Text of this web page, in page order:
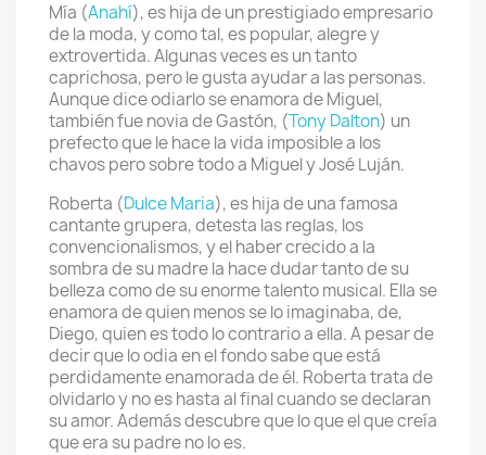
Mía (Anahí), es hija de un prestigiado empresario
de la moda, y como tal, es popular, alegre y
extrovertida. Algunas veces es un tanto
caprichosa, pero le gusta ayudar a las personas.
Aunque dice odiarlo se enamora de Miguel,
también fue novia de Gastón, (Tony Dalton) un
prefecto que le hace la vida imposible a los
chavos pero sobre todo a Miguel y José Luján.
Roberta (Dulce Maria), es hija de una famosa
cantante grupera, detesta las reglas, los
convencionalismos, y el haber crecido a la
sombra de su madre la hace dudar tanto de su
belleza como de su enorme talento musical. Ella se
enamora de quien menos se lo imaginaba, de,
Diego, quien es todo lo contrario a ella. A pesar de
decir que lo odia en el fondo sabe que está
perdidamente enamorada de él. Roberta trata de
olvidarlo y no es hasta al final cuando se declaran
su amor. Además descubre que lo que el que creía
que era su padre no lo es.